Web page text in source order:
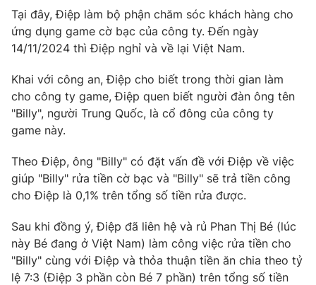
Sản phẩm
Thị trường
Lịch phát sóng
Chuyên mục khác
Emagazine Podcast
Infographic
Video Shorts video
VTV Money VTV Thể thao
VTV Sức khoẻ Bất động sản
Tại đây, Điệp làm bộ phận chăm sóc khách hàng cho
ứng dụng game cờ bạc của công ty. Đến ngày
14/11/2024 thì Điệp nghỉ và về lại Việt Nam.
Khai với công an, Điệp cho biết trong thời gian làm
cho công ty game, Điệp quen biết người đàn ông tên
"Billy", người Trung Quốc, là cổ đông của công ty
game này.
Theo Điệp, ông "Billy" có đặt vấn đề với Điệp về việc
giúp "Billy" rửa tiền cờ bạc và "Billy" sẽ trả tiền công
cho Điệp là 0,1% trên tổng số tiền rửa được.
Sau khi đồng ý, Điệp đã liên hệ và rủ Phan Thị Bé (lúc
này Bé đang ở Việt Nam) làm công việc rửa tiền cho
"Billy" cùng với Điệp và thỏa thuận tiền ăn chia theo tỷ
lệ 7:3 (Điệp 3 phần còn Bé 7 phần) trên tổng số tiền